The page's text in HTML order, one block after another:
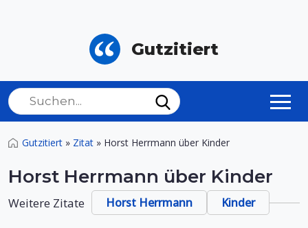
Gutzitiert
Gutzitiert » Zitat » Horst Herrmann über Kinder
Horst Herrmann über Kinder
Weitere Zitate Horst Herrmann Kinder